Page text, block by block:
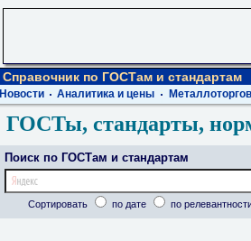
Справочник по ГОСТам и стандартам
Новости Аналитика и цены
ГОСТы, стандарты,
Поиск по ГОСТам и стандартам
Сортировать по дате по